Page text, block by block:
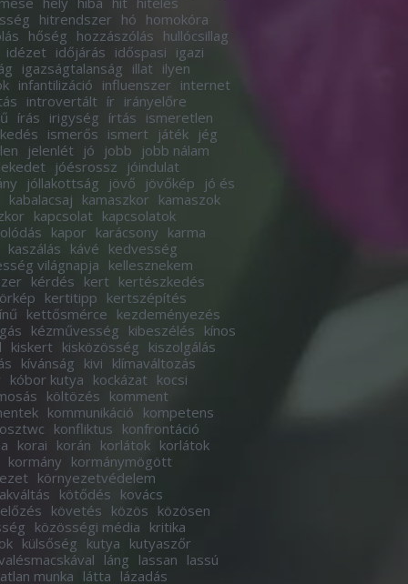
hitrendszer hó homokóra
hőség hozzászólás hullócsillag
idézet időjárás időspasi igazi
igazságtalanság illat ilyen
infantilizáció influenszer internet
introvertált ír irányelőre
írás irigység írtás ismeretlen
ismerős ismert játék jég
jelenlét jó jobb
jobb nálam
jóésrossz
jóindulat
jóllakottság jövő jövőkép
jó és
kabalacsaj kamaszkor kamaszok
kapcsolat kapcsolatok
kapor karácsony karma
kaszálás kávé kedvesség
világnapja kellesznekem
kérdés kert kertészkedés
kertitipp kertszépítés
kettősmérce kezdeményezés
kézművesség kibeszélés kínos
kiskert kisközösség kiszolgálás
kívánság kivi klímaváltozás
kóbor kutya kockázat kocsi
költözés komment
kommunikáció kompetens
konfliktus konfrontáció
korai korán korlátok korlátok
kormány kormánymögött
környezetvédelem
kötődés kovács
követés közös közösen
közösségi média kritika
külsőség kutya kutyaszőr
láng lassan lassú
munka
látta lázadás